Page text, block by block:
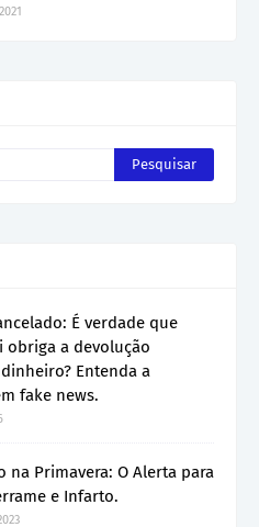
É verdade que
obriga a devolução
Entenda a
fake news.
na Primavera: O Alerta para
e Infarto.